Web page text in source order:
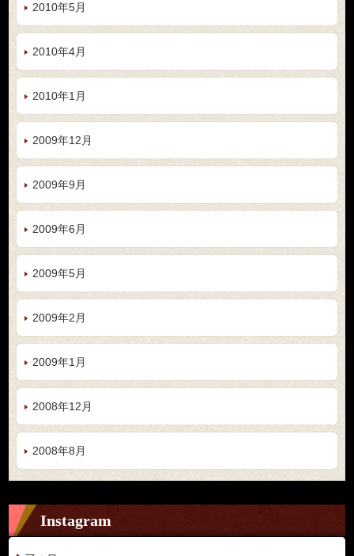
2010年5月
2010年4月
2010年1月
2009年12月
2009年9月
2009年6月
2009年5月
2009年2月
2009年1月
2008年12月
2008年8月
Instagram